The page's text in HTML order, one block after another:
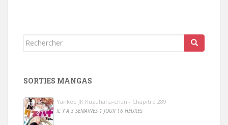
Rechercher...
SORTIES MANGAS
Yankee JK Kuzuhana-chan - Chapitre 289
IL Y A 3 SEMAINES 1 JOUR 16 HEURES